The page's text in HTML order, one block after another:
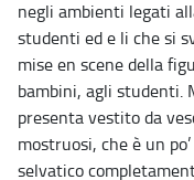
negli ambienti legati
studenti ed e li che si
mise en scene della
bambini, agli studenti.
presenta vestito da
mostruosi, che è un
selvatico